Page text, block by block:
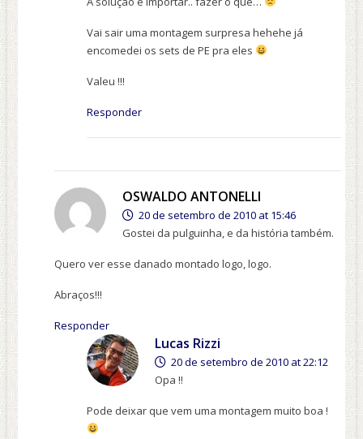
Vai sair uma montagem surpresa hehehe já
encomedei os sets de PE pra eles
Valeu !!!
Responder
OSWALDO ANTONELLI
20 de setembro de 2010 at 15:46
Gostei da pulguinha, e da história também.
Quero ver esse danado montado logo, logo.
Abraços!!!
Responder
Lucas Rizzi
20 de setembro de 2010 at 22:12
Opa !!
Pode deixar que vem uma montagem muito boa !